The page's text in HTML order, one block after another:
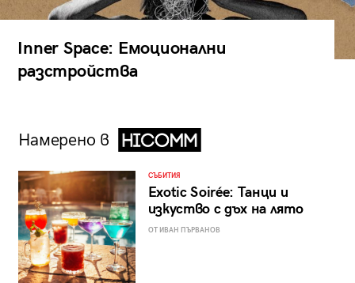
Inner Space: Емоционални
разстройства
Намерено в
СЪБИТИЯ
Exotic Soirée: Танци и
изкуство с дъх на лято
ОТ ИВАН ПЪРВАНОВ